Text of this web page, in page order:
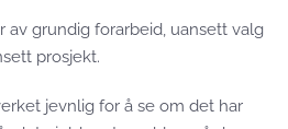
av grundig forarbeid, uansett valg
prosjekt.
jevnlig for å se om det har